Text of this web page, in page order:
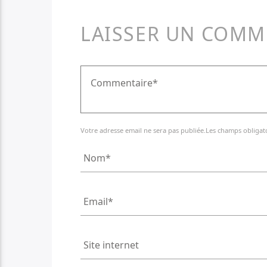
LAISSER UN
Votre adresse email ne sera pas publiée.Les champs